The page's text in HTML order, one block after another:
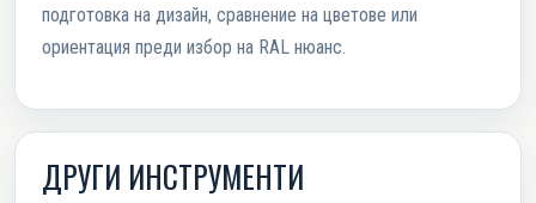
подготовка на дизайн, сравнение на цветове или
ориентация преди избор на RAL нюанс.
ДРУГИ ИНСТРУМЕНТИ